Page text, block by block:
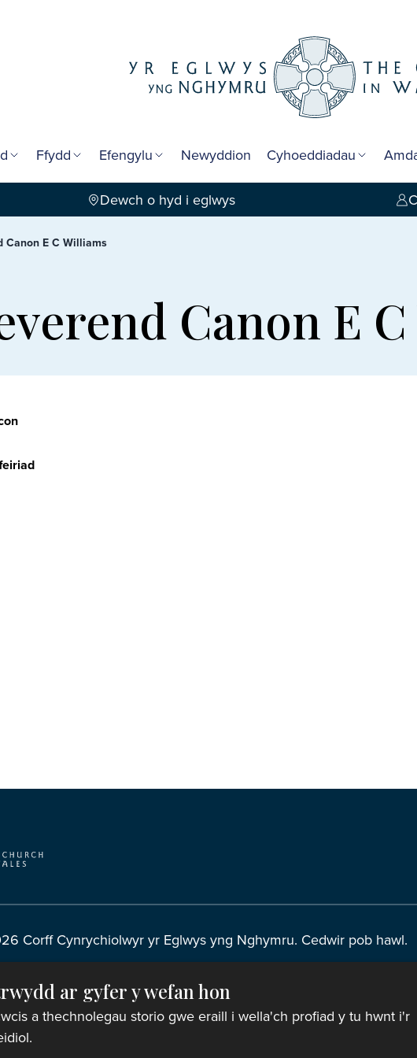
Ffydd Efengylu Newyddion Cyhoeddiadau
Dewch o hyd i eglwys
Canon E C Williams
Canon E
Corff Cynrychiolwyr yr Eglwys yng Nghymru. Cedwir pob hawl.
|Cwcis|Cefnogaeth o bell|Hysbysiad preifatrwydd
ar gyfer y wefan hon
a thechnolegau storio gwe eraill i wella'ch profiad y tu hwnt i'r